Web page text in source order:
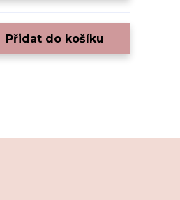
Přidat do košíku